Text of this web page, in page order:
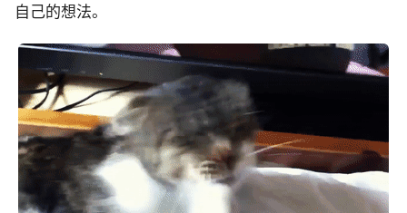
自己的想法。